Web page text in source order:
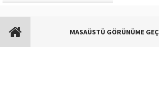
MASAÜSTÜ GÖRÜNÜME GEÇ